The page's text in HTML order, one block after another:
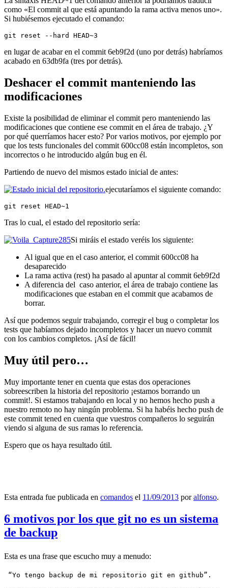
como «El commit al que está apuntando la rama activa menos uno».
Si hubiésemos ejecutado el comando:
git reset --hard HEAD~3
en lugar de acabar en el commit 6eb9f2d (uno por detrás) habríamos
acabado en 63db9fa (tres por detrás).
Deshacer el commit manteniendo las
modificaciones
Existe la posibilidad de eliminar el commit pero manteniendo las
modificaciones que contiene ese commit en el área de trabajo. ¿Y
por qué querríamos hacer esto? Por varios motivos, por ejemplo por
que los tests funcionales del commit 600cc08 están incompletos, son
incorrectos o he introducido algún bug en él.
Partiendo de nuevo del mismos estado inicial de antes:
ejecutaríamos el siguiente comando:
git reset HEAD~1
Tras lo cual, el estado del repositorio sería:
Si miráis el estado veréis los siguiente:
Al igual que en el caso anterior, el commit 600cc08 ha
desaparecido
La rama activa (rest) ha pasado al apuntar al commit 6eb9f2d
A diferencia del caso anterior, el área de trabajo contiene las
modificaciones que estaban en el commit que acabamos de
borrar.
Así que podemos seguir trabajando, corregir el bug o completar los
tests que habíamos dejado incompletos y hacer un nuevo commit
con los cambios completos. ¡Así de fácil!
Muy útil pero…
Muy importante tener en cuenta que estas dos operaciones
sobreescriben la historia del repositorio ¡estamos borrando un
commit!. Si estamos trabajando en local y no hemos hecho push a
nuestro remoto no hay ningún problema. Si ha habéis hecho push de
este commit tened en cuenta que vuestros compañeros lo seguirán
viendo si alguna de sus ramas lo referencia.
Espero que os haya resultado útil.
Esta entrada fue publicada en comandos el 11/09/2013 poralfonso.
6 motivos por los que git no es un sistema
de backup
Esta es una frase que escucho muy a menudo:
“Yo tengo backup de mi repositorio git en github”.